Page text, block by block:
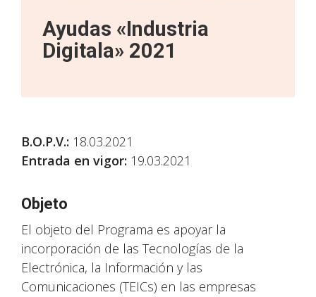
Ayudas «Industria
Digitala» 2021
B.O.P.V.: 18.03.2021
Entrada en vigor: 19.03.2021
Objeto
El objeto del Programa es apoyar la
incorporación de las Tecnologías de la
Electrónica, la Información y las
Comunicaciones (TEICs) en las empresas